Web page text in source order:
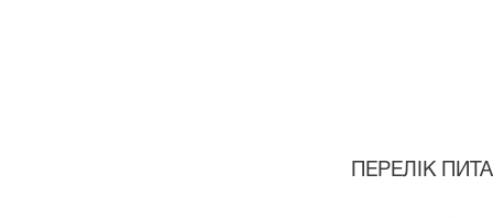
ПЕРЕЛІК